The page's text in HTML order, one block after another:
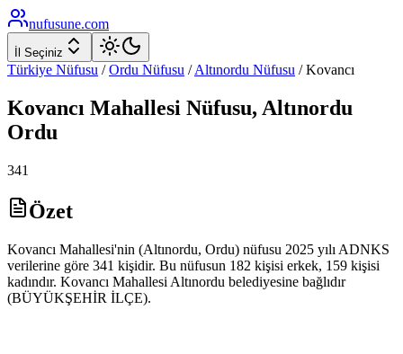
nufusune.com
İl Seçiniz
Türkiye Nüfusu / Ordu Nüfusu / Altınordu Nüfusu /Kovancı
Kovancı Mahallesi Nüfusu, Altınordu
Ordu
341
Özet
Kovancı Mahallesi'nin (Altınordu, Ordu) nüfusu 2025 yılı ADNKS
verilerine göre 341 kişidir. Bu nüfusun 182 kişisi erkek, 159 kişisi
kadındır. Kovancı Mahallesi Altınordu belediyesine bağlıdır
(BÜYÜKŞEHİR İLÇE).